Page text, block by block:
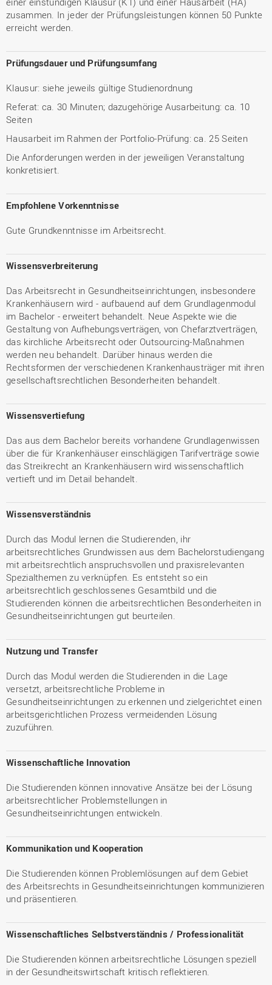
zusammen. In jeder der Prüfungsleistungen können 50 Punkte
erreicht werden.
Prüfungsdauer und Prüfungsumfang
Klausur: siehe jeweils gültige Studienordnung
Referat: ca. 30 Minuten; dazugehörige Ausarbeitung: ca. 10
Seiten
Hausarbeit im Rahmen der Portfolio-Prüfung: ca. 25 Seiten
Die Anforderungen werden in der jeweiligen Veranstaltung
konkretisiert.
Empfohlene Vorkenntnisse
Gute Grundkenntnisse im Arbeitsrecht.
Wissensverbreiterung
Das Arbeitsrecht in Gesundheitseinrichtungen, insbesondere
Krankenhäusern wird - aufbauend auf dem Grundlagenmodul
im Bachelor - erweitert behandelt. Neue Aspekte wie die
Gestaltung von Aufhebungsverträgen, von Chefarztverträgen,
das kirchliche Arbeitsrecht oder Outsourcing-Maßnahmen
werden neu behandelt. Darüber hinaus werden die
Rechtsformen der verschiedenen Krankenhausträger mit ihren
gesellschaftsrechtlichen Besonderheiten behandelt.
Wissensvertiefung
Das aus dem Bachelor bereits vorhandene Grundlagenwissen
über die für Krankenhäuser einschlägigen Tarifverträge sowie
das Streikrecht an Krankenhäusern wird wissenschaftlich
vertieft und im Detail behandelt.
Wissensverständnis
Durch das Modul lernen die Studierenden, ihr
arbeitsrechtliches Grundwissen aus dem Bachelorstudiengang
mit arbeitsrechtlich anspruchsvollen und praxisrelevanten
Spezialthemen zu verknüpfen. Es entsteht so ein
arbeitsrechtlich geschlossenes Gesamtbild und die
Studierenden können die arbeitsrechtlichen Besonderheiten in
Gesundheitseinrichtungen gut beurteilen.
Nutzung und Transfer
Durch das Modul werden die Studierenden in die Lage
versetzt, arbeitsrechtliche Probleme in
Gesundheitseinrichtungen zu erkennen und zielgerichtet einen
arbeitsgerichtlichen Prozess vermeidenden Lösung
zuzuführen.
Wissenschaftliche Innovation
Die Studierenden können innovative Ansätze bei der Lösung
arbeitsrechtlicher Problemstellungen in
Gesundheitseinrichtungen entwickeln.
Kommunikation und Kooperation
Die Studierenden können Problemlösungen auf dem Gebiet
des Arbeitsrechts in Gesundheitseinrichtungen kommunizieren
und präsentieren.
Wissenschaftliches Selbstverständnis / Professionalität
Die Studierenden können arbeitsrechtliche Lösungen speziell
in der Gesundheitswirtschaft kritisch reflektieren.